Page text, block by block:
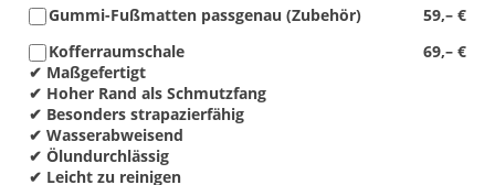
59,– €
Gummi-Fußmatten passgenau (Zubehör)
69,– €
Kofferraumschale
✔ Maßgefertigt
✔ Hoher Rand als Schmutzfang
✔ Besonders strapazierfähig
✔ Wasserabweisend
✔ Ölundurchlässig
✔ Leicht zu reinigen